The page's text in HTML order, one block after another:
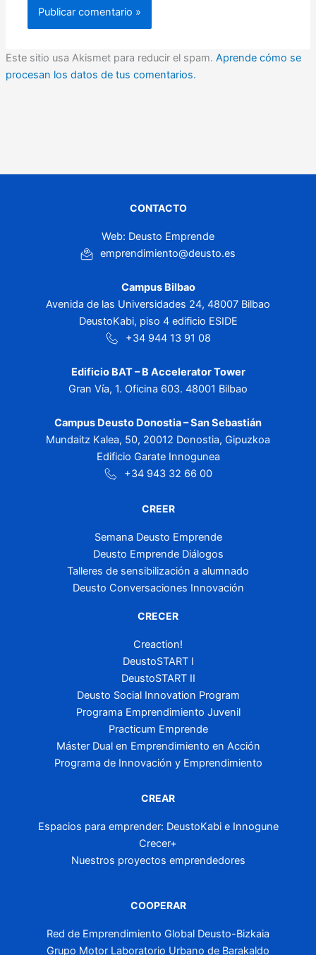
Este sitio usa Akismet para reducir el spam. Aprende cómo se
procesan los datos de tus comentarios.
CONTACTO
Web: Deusto Emprende
emprendimiento@deusto.es
Campus Bilbao
Avenida de las Universidades 24, 48007 Bilbao
DeustoKabi, piso 4 edificio ESIDE
+34 944 13 91 08
Edificio BAT – B Accelerator Tower
Gran Vía, 1. Oficina 603. 48001 Bilbao
Campus Deusto Donostia – San Sebastián
Mundaitz Kalea, 50, 20012 Donostia, Gipuzkoa
Edificio Garate Innogunea
+34 943 32 66 00
CREER
Semana Deusto Emprende
Deusto Emprende Diálogos
Talleres de sensibilización a alumnado
Deusto Conversaciones Innovación
CRECER
Creaction!
DeustoSTART I
DeustoSTART II
Deusto Social Innovation Program
Programa Emprendimiento Juvenil
Practicum Emprende
Máster Dual en Emprendimiento en Acción
Programa de Innovación y Emprendimiento
CREAR
Espacios para emprender: DeustoKabi e Innogune
Crecer+
Nuestros proyectos emprendedores
COOPERAR
Red de Emprendimiento Global Deusto-Bizkaia
Grupo Motor Laboratorio Urbano de Barakaldo